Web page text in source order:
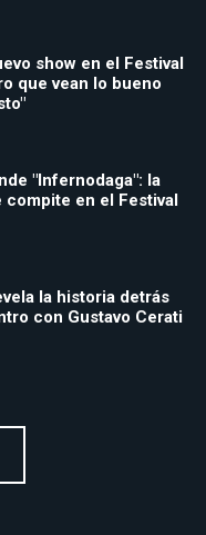
show en el Festival
que vean lo bueno
"Infernodaga": la
en el Festival
la historia detrás
con Gustavo Cerati